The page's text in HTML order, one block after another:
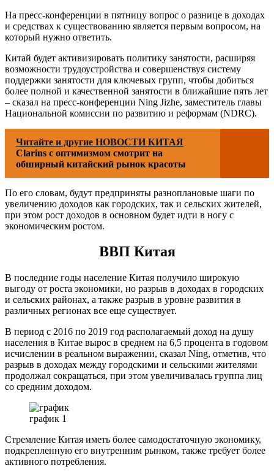
На пресс-конференции в пятницу вопрос о разнице в доходах
и средствах к существованию является первым вопросом, на
который нужно ответить.
Китай будет активизировать политику занятости, расширяя
возможности трудоустройства и совершенствуя систему
поддержки занятости для ключевых групп, чтобы добиться
более полной и качественной занятости в ближайшие пять лет
– сказал на пресс-конференции Ning Jizhe, заместитель главы
Национальной комиссии по развитию и реформам (NDRC).
Читайте и другие НОВОСТИ КИТАЯ
Clarins с оптимизмом смотрит на
обширный китайский рынок красоты
По его словам, будут предприняты разноплановые шаги по
увеличению доходов как городских, так и сельских жителей,
при этом рост доходов в основном будет идти в ногу с
экономическим ростом.
ВВП Китая
В последние годы население Китая получило широкую
выгоду от роста экономики, но разрыв в доходах в городских
и сельских районах, а также разрыв в уровне развития в
различных регионах все еще существует.
В период с 2016 по 2019 год располагаемый доход на душу
населения в Китае вырос в среднем на 6,5 процента в годовом
исчислении в реальном выражении, сказал Ning, отметив, что
разрыв в доходах между городскими и сельскими жителями
продолжал сокращаться, при этом увеличивалась группа лиц
со средним доходом.
график 1
Стремление Китая иметь более самодостаточную экономику,
подкрепленную его внутренним рынком, также требует более
активного потребления.